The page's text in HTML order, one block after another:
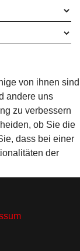
von ihnen sind
andere uns
zu verbessern
ob Sie die
dass bei einer
der